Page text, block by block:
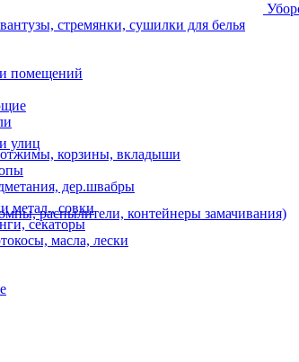
стремянки, сушилки для белья
помещений
корзины, вкладыши
дер.швабры
улиц
метал., совки
секаторы
масла, лески
распылители, контейнеры замачивания)